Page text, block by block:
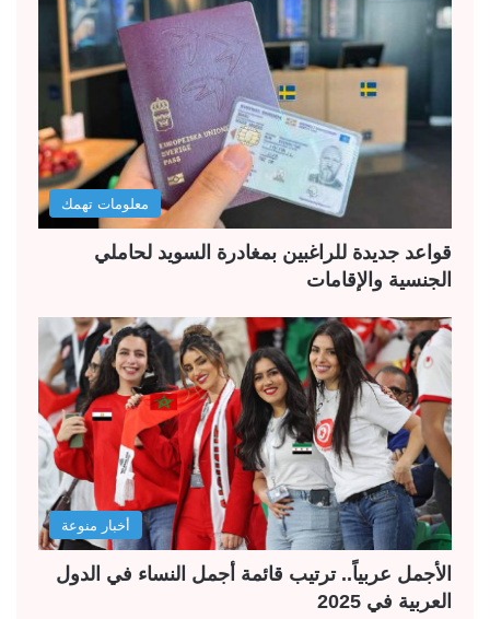
معلومات تهمك
قواعد جديدة للراغبين بمغادرة السويد لحاملي
الجنسية والإقامات
أخبار منوعة
الأجمل عربياً.. ترتيب قائمة أجمل النساء في الدول
العربية في 2025